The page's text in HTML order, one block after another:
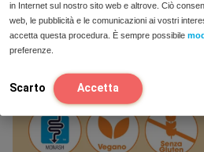
in Internet sul nostro sito web e altrove. Ciò
web, le pubblicità e le comunicazioni ai vostri
accetta questa procedura. È sempre possibile
preferenze.
Scarto Accetta
la supervisione di un medico.